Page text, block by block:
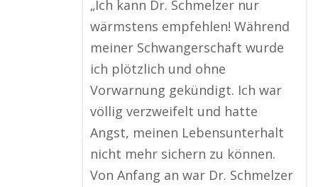
„Ich kann Dr. Schmelzer nur
wärmstens empfehlen! Während
meiner Schwangerschaft wurde
ich plötzlich und ohne
Vorwarnung gekündigt. Ich war
völlig verzweifelt und hatte
Angst, meinen Lebensunterhalt
nicht mehr sichern zu können.
Von Anfang an war Dr. Schmelzer